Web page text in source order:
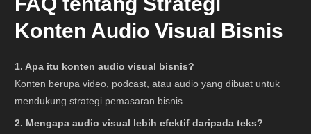
Konten Audio Visual Bisnis
1. Apa itu konten audio visual bisnis?
Konten berupa video, podcast, atau audio yang dibuat untuk
mendukung strategi pemasaran bisnis.
2. Mengapa audio visual lebih efektif daripada teks?